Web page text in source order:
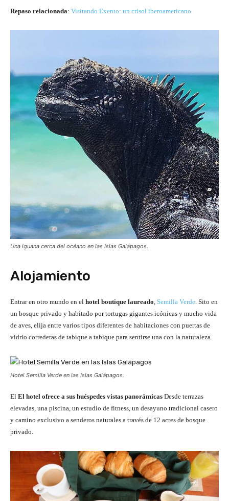
Repaso relacionada: Visitando Exento: un crisol iberoamericano
Una iguana cerca del océano en las Islas Galápagos.
Alojamiento
Entrar en otro mundo en el hotel boutique laureado, Semilla Verde. Sito en
un bosque privado y habitado por tortugas gigantes icónicas y mucho vida
de aves, elija entre varios tipos diferentes de habitaciones con puertas de
vidrio correderas de tabique a tabique para sentirse una con la naturaleza.
Hotel Semilla Verde en las Islas Galápagos.
El El hotel ofrece a sus huéspedes vistas panorámicas Desde terrazas
elevadas, una piscina, un estudio de fitness, un desayuno tradicional casero
y camino exclusivo a senderos naturales a través de 12 acres de bosque
privado.